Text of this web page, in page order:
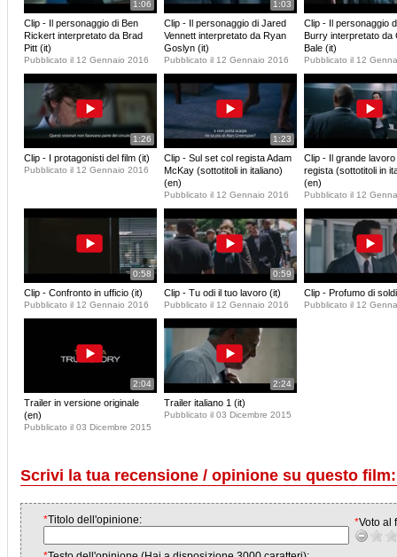
1:06
Clip - Il personaggio di Ben
Rickert interpretato da Brad
Pitt (it)
Pubblicato il 12 Gennaio 2016
1:03
Clip - Il personaggio di Jared
Vennett interpretato da Ryan
Goslyn (it)
Pubblicato il 12 Gennaio 2016
Clip - Il personaggio
Burry interpretato da
Bale (it)
Pubblicato il 12
1:26
Clip - I protagonisti del film (it)
Pubblicato il 12 Gennaio 2016
1:23
Clip - Sul set col regista Adam
McKay (sottotitoli in italiano)
(en)
Pubblicato il 12 Gennaio 2016
Clip - Il grande lavoro
regista (sottotitoli in
(en)
Pubblicato il 12
0:58
Clip - Confronto in ufficio (it)
Pubblicato il 12 Gennaio 2016
0:59
Clip - Tu odi il tuo lavoro (it)
Pubblicato il 12 Gennaio 2016
Clip - Profumo di
Pubblicato il 12
2:04
Trailer in versione originale
(en)
Pubblicato il 03 Dicembre 2015
2:24
Trailer italiano 1 (it)
Pubblicato il 03 Dicembre 2015
Scrivi la tua recensione / opinione su questo
*Titolo dell'opinione: *Voto al